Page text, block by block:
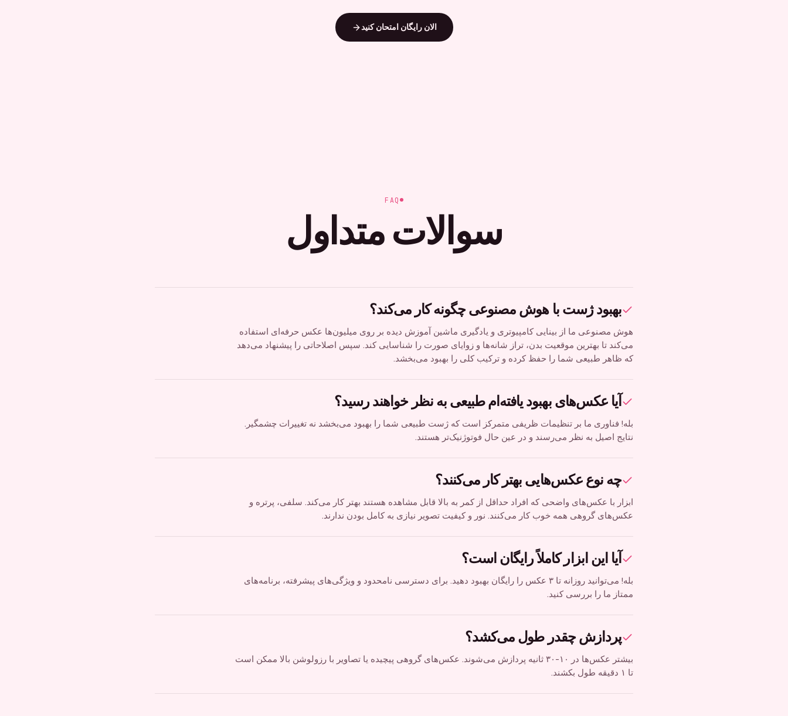
الان رایگان امتحان کنید
FAQ
سوالات متداول
بهبود ژست با هوش مصنوعی چگونه کار می‌کند؟
هوش مصنوعی ما از بینایی کامپیوتری و یادگیری ماشین آموزش دیده بر روی میلیون‌ها عکس حرفه‌ای استفاده
می‌کند تا بهترین موقعیت بدن، تراز شانه‌ها و زوایای صورت را شناسایی کند. سپس اصلاحاتی را پیشنهاد می‌دهد
که ظاهر طبیعی شما را حفظ کرده و ترکیب کلی را بهبود می‌بخشد.
آیا عکس‌های بهبود یافته‌ام طبیعی به نظر خواهند رسید؟
بله! فناوری ما بر تنظیمات ظریفی متمرکز است که ژست طبیعی شما را بهبود می‌بخشد نه تغییرات چشمگیر.
نتایج اصیل به نظر می‌رسند و در عین حال فوتوژنیک‌تر هستند.
چه نوع عکس‌هایی بهتر کار می‌کنند؟
ابزار با عکس‌های واضحی که افراد حداقل از کمر به بالا قابل مشاهده هستند بهتر کار می‌کند. سلفی، پرتره و
عکس‌های گروهی همه خوب کار می‌کنند. نور و کیفیت تصویر نیازی به کامل بودن ندارند.
آیا این ابزار کاملاً رایگان است؟
بله! می‌توانید روزانه تا ۳ عکس را رایگان بهبود دهید. برای دسترسی نامحدود و ویژگی‌های پیشرفته، برنامه‌های
ممتاز ما را بررسی کنید.
پردازش چقدر طول می‌کشد؟
بیشتر عکس‌ها در ۱۰-۳۰ ثانیه پردازش می‌شوند. عکس‌های گروهی پیچیده یا تصاویر با رزولوشن بالا ممکن است
تا ۱ دقیقه طول بکشند.